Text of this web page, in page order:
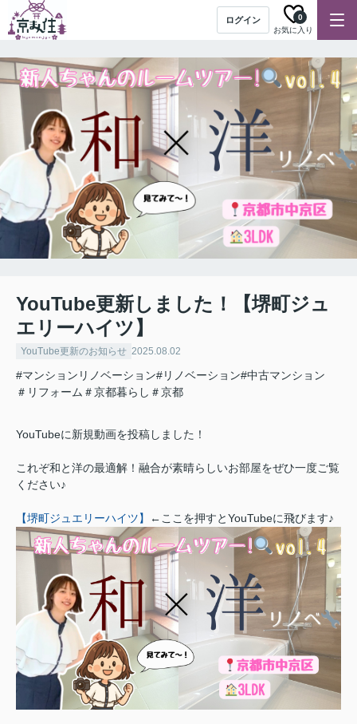
ログイン
お気に入り
0
YouTube更新しました！【堺町ジュ
エリーハイツ】
YouTube更新のお知らせ 2025.08.02
#マンションリノベーション#リノベーション#中古マンション
＃リフォーム＃京都暮らし＃京都
YouTubeに新規動画を投稿しました！
これぞ和と洋の最適解！融合が素晴らしいお部屋をぜひ一度ご覧
ください♪
【堺町ジュエリーハイツ】 ←ここを押すとYouTubeに飛びます♪